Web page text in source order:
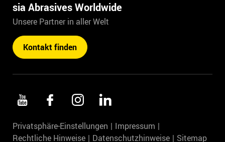
sia Abrasives Worldwide
Unsere Partner in aller Welt
Kontakt finden
Privatsphäre-Einstellungen
Impressum
Rechtliche Hinweise
Datenschutzhinweise Sitemap